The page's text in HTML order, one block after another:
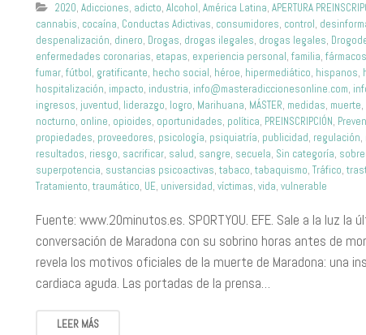
2020,Adicciones, adicto,Alcohol,América Latina,APERTURA
cannabis, cocaína, Conductas Adictivas, consumidores, control,
despenalización, dinero, Drogas, drogas ilegales, drogas legales,
enfermedades coronarias, etapas, experiencia personal,familia,fármacos
fumar,fútbol, gratificante, hecho social, héroe, hipermediático, hispanos,
hospitalización, impacto, industria, info@masteradiccionesonline.com,
ingresos, juventud, liderazgo, logro, Marihuana, MÁSTER, medidas, muerte,
nocturno, online, opioides, oportunidades, política, PREINSCRIPCIÓN,
propiedades, proveedores, psicología, psiquiatría, publicidad, regulación,
resultados, riesgo, sacrificar, salud, sangre, secuela, Sin categoría,
superpotencia, sustancias psicoactivas,tabaco,tabaquismo,Tráfico,
Tratamiento,traumático, UE, universidad,víctimas,vida,vulnerable
Fuente: www.20minutos.es. SPORTYOU. EFE. Sale a la luz la
conversación de Maradona con su sobrino horas antes de
revela los motivos oficiales de la muerte de Maradona: una
cardiaca aguda. Las portadas de la prensa…
LEER MÁS